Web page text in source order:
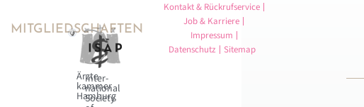
MITGLIEDSCHAFTEN
Ärzte­
kammer
Hamburg
Inter­
national
Society
Kontakt & Rückrufservice
Job & Karriere
Impressum
Datenschutz
Sitemap